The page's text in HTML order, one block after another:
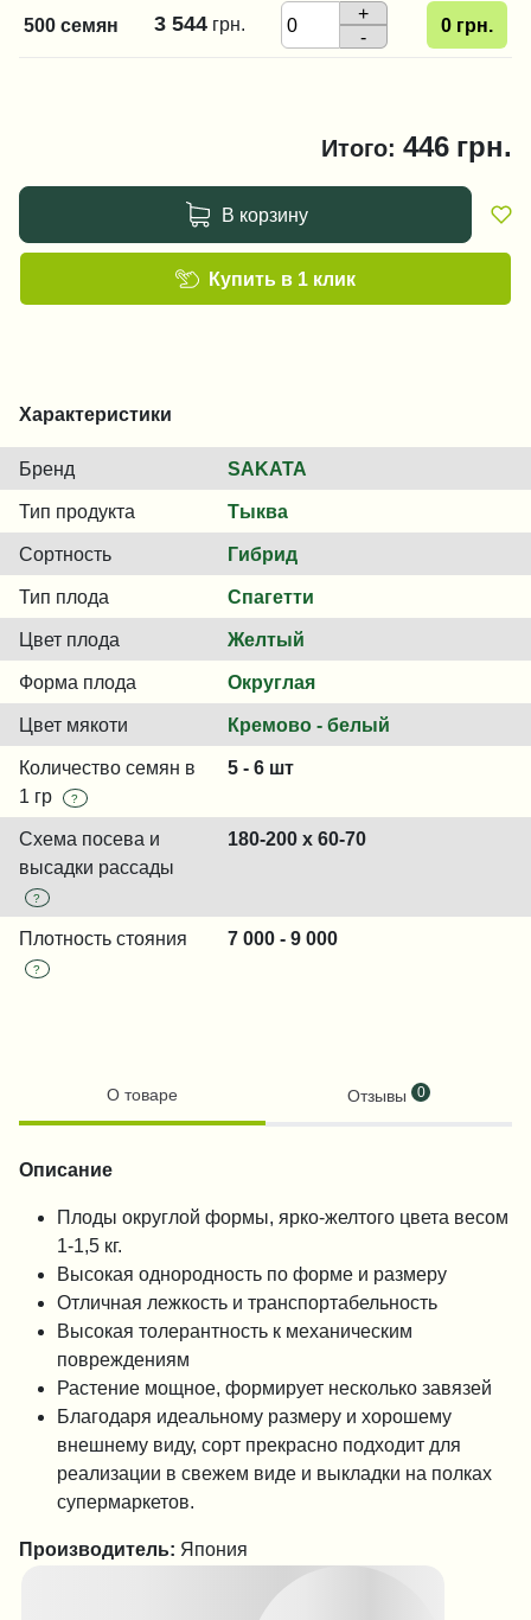
500 семян 3 544 грн.
+
-
0 грн.
Итого: 446 грн.
В корзину
Купить в 1 клик
Характеристики
Бренд SAKATA
Тип продукта Тыква
Сортность Гибрид
Тип плода Спагетти
Цвет плода Желтый
Форма плода Округлая
Цвет мякоти Кремово - белый
Количество семян в
1 гр
?
5 - 6 шт
Схема посева и
высадки рассады
?
180-200 x 60-70
Плотность стояния
?
7 000 - 9 000
О товаре Отзывы 0
Описание
Плоды округлой формы, ярко-желтого цвета весом
1-1,5 кг.
Высокая однородность по форме и размеру
Отличная лежкость и транспортабельность
Высокая толерантность к механическим
повреждениям
Растение мощное, формирует несколько завязей
Благодаря идеальному размеру и хорошему
внешнему виду, сорт прекрасно подходит для
реализации в свежем виде и выкладки на полках
супермаркетов.
Производитель: Япония